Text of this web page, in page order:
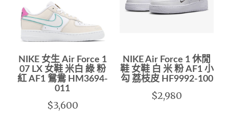
NIKE 女生 Air Force 1
07 LX 女鞋 米白 綠 粉
紅 AF1 鴛鴦 HM3694-
011
$3,600
NIKE Air Force 1 休閒
鞋 女鞋 白 米 粉 AF1 小
勾 荔枝皮 HF9992-100
$2,980